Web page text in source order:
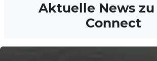
Aktuelle News zu
Connect